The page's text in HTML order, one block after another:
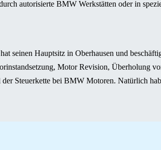
autorisierte BMW Werkstätten oder in
seinen Hauptsitz in Oberhausen und
Motor Revision, Überholung
Steuerkette bei BMW Motoren. Natürlich